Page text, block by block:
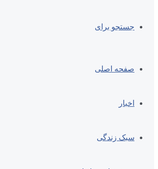
جستجو برای
صفحه اصلی
اخبار
سبک زندگی